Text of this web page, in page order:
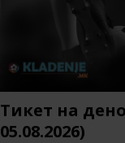
Тикет на
05.08.2026)